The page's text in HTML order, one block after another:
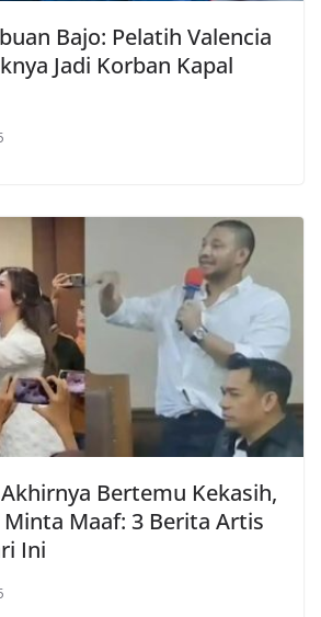
Bajo: Pelatih Valencia
Jadi Korban Kapal
Bertemu Kekasih,
Maaf: 3 Berita Artis
Ini